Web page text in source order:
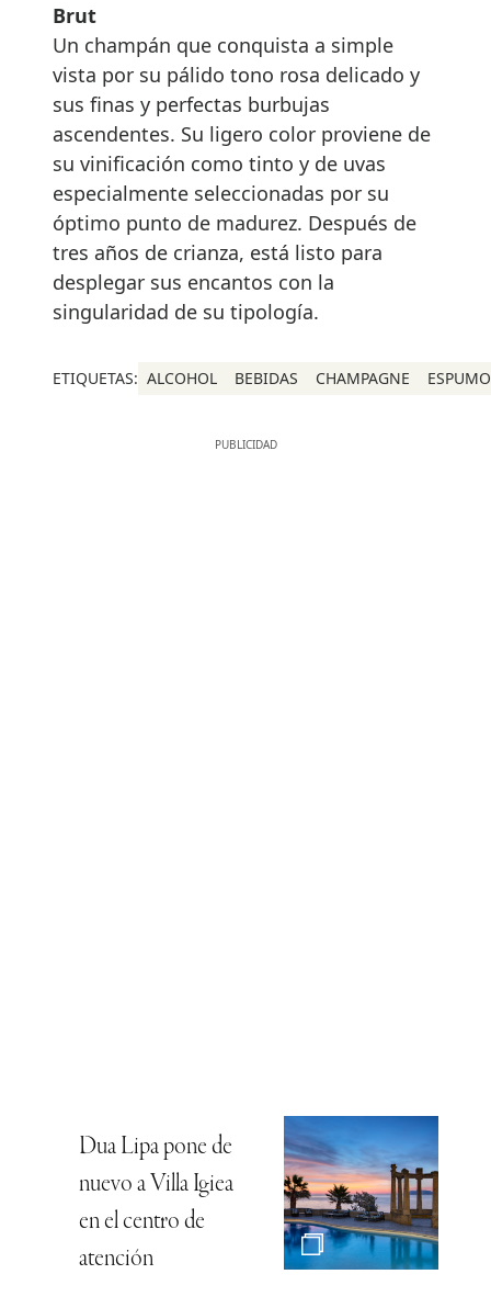
Brut
Un champán que conquista a simple
vista por su pálido tono rosa delicado y
sus finas y perfectas burbujas
ascendentes. Su ligero color proviene de
su vinificación como tinto y de uvas
especialmente seleccionadas por su
óptimo punto de madurez. Después de
tres años de crianza, está listo para
desplegar sus encantos con la
singularidad de su tipología.
ETIQUETAS: ALCOHOL BEBIDAS CHAMPAGNE
Dua Lipa pone de
nuevo a Villa Igiea
en el centro de
atención